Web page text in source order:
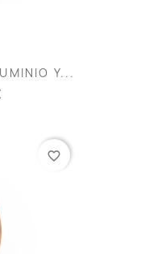
Y...
favorite_border